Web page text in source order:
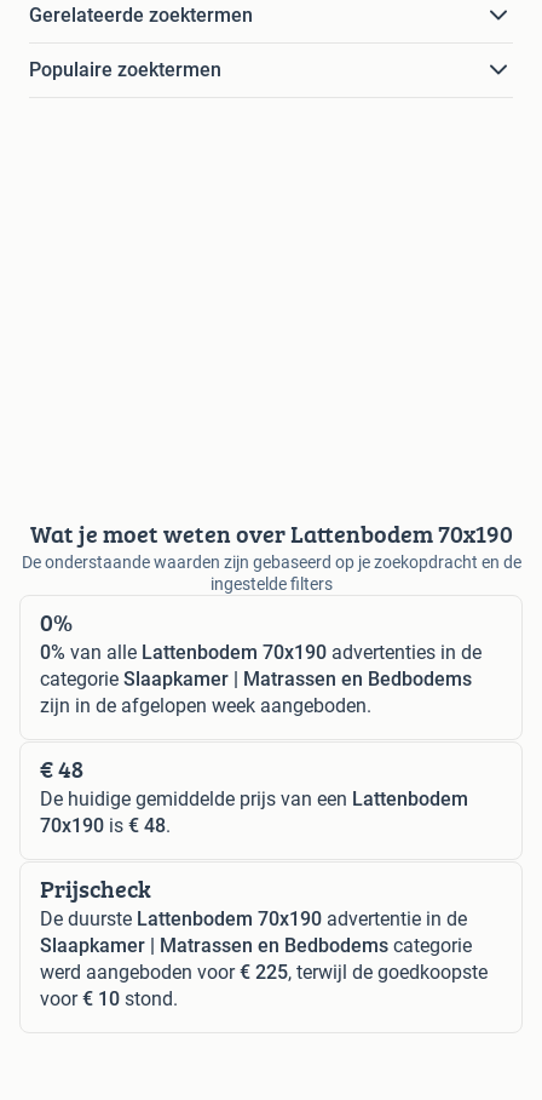
Gerelateerde zoektermen
Populaire zoektermen
Wat je moet weten over Lattenbodem 70x190
De onderstaande waarden zijn gebaseerd op je zoekopdracht en de
ingestelde filters
0%
0% van alle Lattenbodem 70x190 advertenties in de
categorie Slaapkamer | Matrassen en Bedbodems
zijn in de afgelopen week aangeboden.
€ 48
De huidige gemiddelde prijs van een Lattenbodem
70x190 is € 48.
Prijscheck
De duurste Lattenbodem 70x190 advertentie in de
Slaapkamer | Matrassen en Bedbodems categorie
werd aangeboden voor€ 225, terwijl de goedkoopste
voor€ 10 stond.